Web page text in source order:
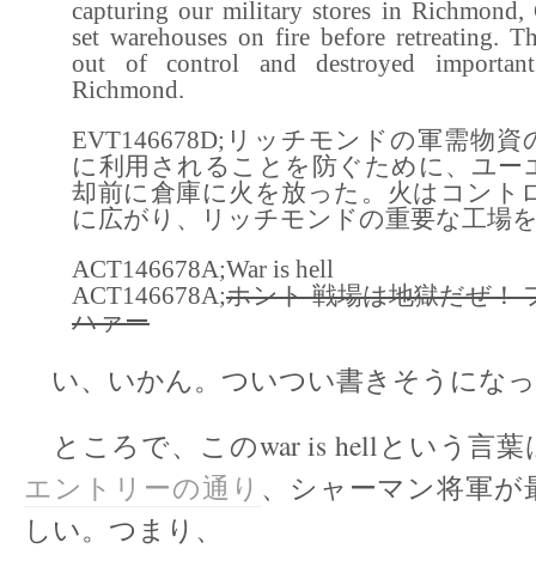
capturing our military stores in Richmond,
set warehouses on fire before retreating.
out of control and destroyed
Richmond.
EVT146678D;リッチモンドの軍需物資
に利用されることを防ぐために、ユー
却前に倉庫に火を放った。火はコント
に広がり、リッチモンドの重要な工場
ACT146678A;War is hell
ACT146678A;ホント 戦場は地獄だぜ！
ハァー
い、いかん。ついつい書きそうにな
ところで、このwar is hellという言葉
エントリーの通り 、シャーマン将軍
しい。つまり、